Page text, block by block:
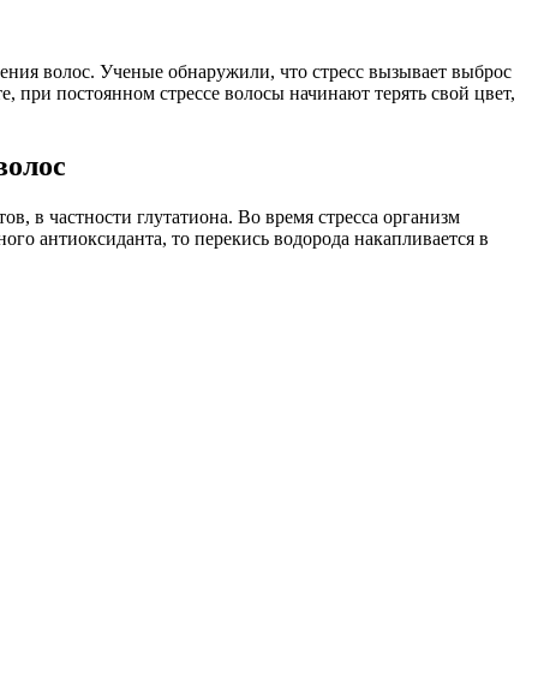
волос. Ученые обнаружили, что стресс вызывает выброс
при постоянном стрессе волосы начинают терять свой цвет,
в частности глутатиона. Во время стресса организм
антиоксиданта, то перекись водорода накапливается в